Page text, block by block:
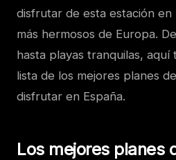
disfrutar de esta estación en
más hermosos de Europa.
hasta playas tranquilas,
lista de los mejores planes
disfrutar en España.
Los mejores planes